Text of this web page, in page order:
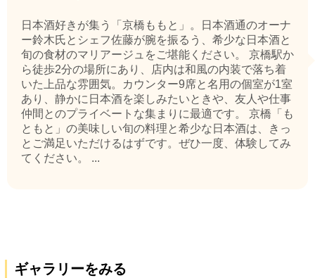
日本酒好きが集う「京橋ももと」。日本酒通のオーナ
ー鈴木氏とシェフ佐藤が腕を振るう、希少な日本酒と
旬の食材のマリアージュをご堪能ください。 京橋駅か
ら徒歩2分の場所にあり、店内は和風の内装で落ち着
いた上品な雰囲気。カウンター9席と名用の個室が1室
あり、静かに日本酒を楽しみたいときや、友人や仕事
仲間とのプライベートな集まりに最適です。 京橋「も
ともと」の美味しい旬の料理と希少な日本酒は、きっ
とご満足いただけるはずです。ぜひ一度、体験してみ
てください。 ...
ギャラリーをみる